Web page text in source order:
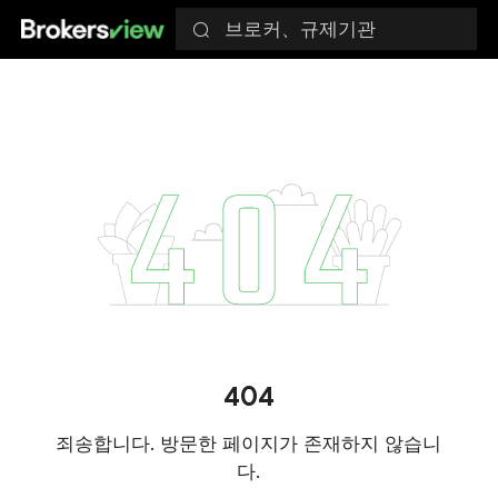
브로커、규제기관
404
죄송합니다. 방문한 페이지가 존재하지 않습니
다.